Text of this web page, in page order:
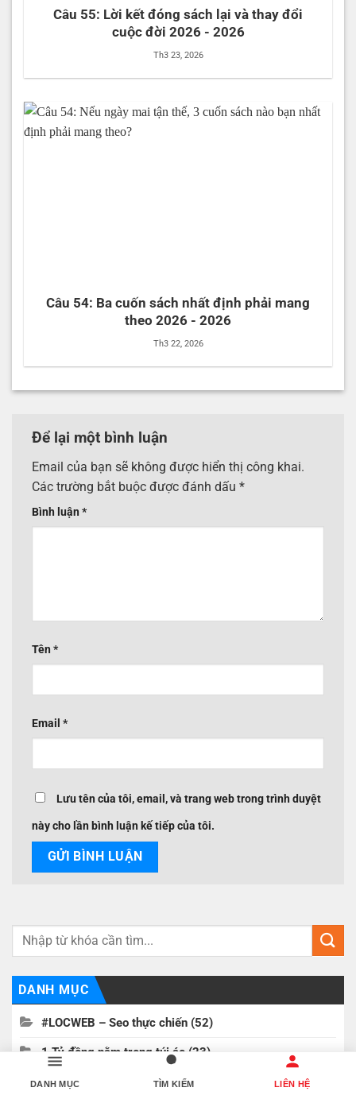
Câu 55: Lời kết đóng sách lại và thay đổi
cuộc đời 2026 - 2026
Th3 23, 2026
Câu 54: Ba cuốn sách nhất định phải mang
theo 2026 - 2026
Th3 22, 2026
Để lại một bình luận
Email của bạn sẽ không được hiển thị công khai.
Các trường bắt buộc được đánh dấu *
Bình luận *
Tên *
Email *
Lưu tên của tôi, email, và trang web trong trình duyệt
này cho lần bình luận kế tiếp của tôi.
DANH MỤC
#LOCWEB – Seo thực chiến (52)
1 Tỷ đồng nằm trong túi áo (23)
200 CÂU HỎI ĐÁP AI(56)
DANH MỤC TÌM KIẾM LIÊN HỆ